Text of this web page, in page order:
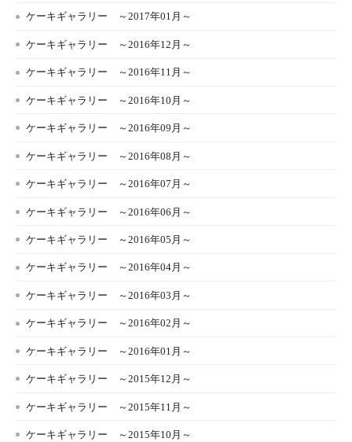
ケーキギャラリー ～2017年01月～
ケーキギャラリー ～2016年12月～
ケーキギャラリー ～2016年11月～
ケーキギャラリー ～2016年10月～
ケーキギャラリー ～2016年09月～
ケーキギャラリー ～2016年08月～
ケーキギャラリー ～2016年07月～
ケーキギャラリー ～2016年06月～
ケーキギャラリー ～2016年05月～
ケーキギャラリー ～2016年04月～
ケーキギャラリー ～2016年03月～
ケーキギャラリー ～2016年02月～
ケーキギャラリー ～2016年01月～
ケーキギャラリー ～2015年12月～
ケーキギャラリー ～2015年11月～
ケーキギャラリー ～2015年10月～